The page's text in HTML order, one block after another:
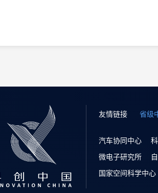
友情链接 省级
汽车协同中心
微电子研究所
国家空间科学中心